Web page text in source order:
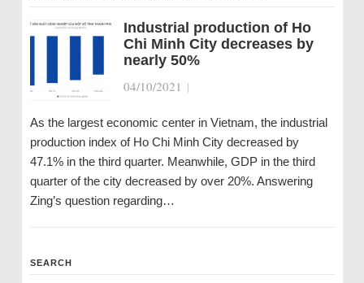
Industrial production of Ho
Chi Minh City decreases by
nearly 50%
04/10/2021 |
As the largest economic center in Vietnam, the industrial
production index of Ho Chi Minh City decreased by
47.1% in the third quarter. Meanwhile, GDP in the third
quarter of the city decreased by over 20%. Answering
Zing’s question regarding…
SEARCH